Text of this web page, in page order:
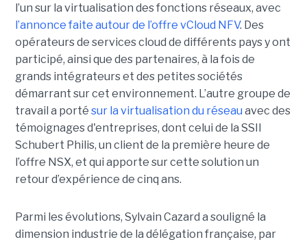
l’un sur la virtualisation des fonctions réseaux, avec
l’annonce faite autour de l’offre vCloud NFV. Des
opérateurs de services cloud de différents pays y ont
participé, ainsi que des partenaires, à la fois de
grands intégrateurs et des petites sociétés
démarrant sur cet environnement. L’autre groupe de
travail a porté sur la virtualisation du réseau avec des
témoignages d'entreprises, dont celui de la SSII
Schubert Philis, un client de la première heure de
l’offre NSX, et qui apporte sur cette solution un
retour d’expérience de cinq ans.
Parmi les évolutions, Sylvain Cazard a souligné la
dimension industrie de la délégation française, par